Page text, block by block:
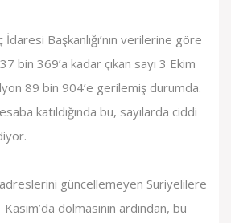
İdaresi Başkanlığı’nın verilerine göre
bin 369’a kadar çıkan sayı 3 Ekim
89 bin 904’e gerilemiş durumda.
katıldığında bu, sayılarda ciddi
adreslerini güncellemeyen Suriyelilere
dolmasının ardından, bu